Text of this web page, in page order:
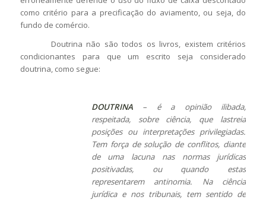
como critério para a precificação do aviamento, ou seja, do
fundo de comércio.
Doutrina não são todos os livros, existem critérios
condicionantes para que um escrito seja considerado
doutrina, como segue:
DOUTRINA– é a opinião ilibada,
respeitada, sobre ciência, que lastreia
posições ou interpretações privilegiadas.
Tem força de solução de conflitos, diante
de uma lacuna nas normas jurídicas
positivadas, ou quando estas
representarem antinomia. Na ciência
jurídica e nos tribunais, tem sentido de